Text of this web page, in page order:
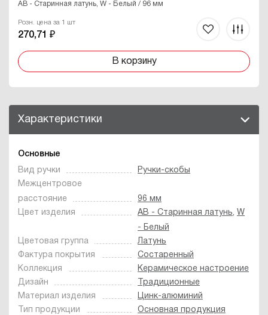
AB - Старинная латунь, W - Белый / 96 мм
Розн. цена за 1 шт
270,71 ₽
В корзину
Характеристики
Основные
Вид ручки
Ручки-скобы
Межцентровое
расстояние
96 мм
Цвет изделия
AB - Старинная латунь, W
- Белый
Цветовая группа
Латунь
Фактура покрытия
Состаренный
Коллекция
Керамическое настроение
Дизайн
Традиционные
Материал изделия
Цинк-алюминий
Тип продукции
Основная продукция